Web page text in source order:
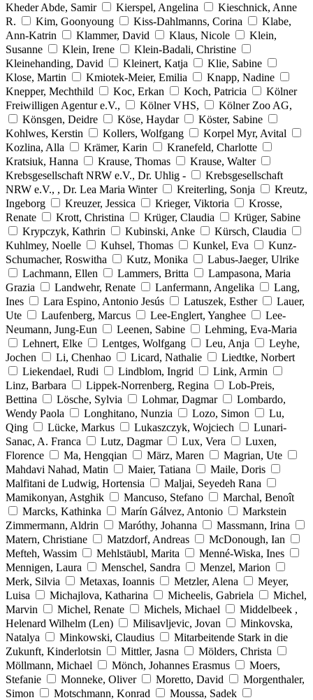
Kheder Abde, Samir Kierspel, Angelina
Kieschnick, Anne
R.
Kim, Goonyoung Kiss-Dahlmanns, Corina
Klabe,
Ann-Katrin
Klammer, David Klaus, Nicole
Klein,
Susanne
Klein, Irene
Klein-Badali, Christine
Kleinehanding, David
Kleinert, Katja
Klie, Sabine
Klose, Martin
Kmiotek-Meier, Emilia
Knapp, Nadine
Knepper, Mechthild
Koc, Erkan Koch, Patricia
Kölner
Freiwilligen Agentur e.V.,
Kölner VHS,
Kölner Zoo AG,
Könsgen, Deidre
Köse, Haydar
Köster, Sabine
Kohlwes, Kerstin
Kollers, Wolfgang
Korpel Myr, Avital
Kozlina, Alla
Krämer, Karin
Kranefeld, Charlotte
Kratsiuk, Hanna
Krause, Thomas
Krause, Walter
Krebsgesellschaft NRW e.V., Dr. Uhlig -
Krebsgesellschaft
NRW e.V., , Dr. Lea Maria Winter
Kreiterling, Sonja
Kreutz,
Ingeborg
Kreuzer, Jessica Krieger, Viktoria
Krosse,
Renate
Krott, Christina Krüger, Claudia
Krüger, Sabine
Krypczyk, Kathrin
Kubinski, Anke
Kürsch, Claudia
Kuhlmey, Noelle
Kuhsel, Thomas Kunkel, Eva
Kunz-
Schumacher, Roswitha
Kutz, Monika
Labus-Jaeger, Ulrike
Lachmann, Ellen
Lammers, Britta
Lampasona, Maria
Grazia
Landwehr, Renate Lanfermann, Angelika
Lang,
Ines
Lara Espino, Antonio Jesús Latuszek, Esther
Lauer,
Ute
Laufenberg, Marcus Lee-Englert, Yanghee
Lee-
Neumann, Jung-Eun
Leenen, Sabine
Lehming, Eva-Maria
Lehnert, Elke
Lentges, Wolfgang Leu, Anja
Leyhe,
Jochen
Li, Chenhao Licard, Nathalie
Liedtke, Norbert
Liekendael, Rudi
Lindblom, Ingrid
Link, Armin
Linz, Barbara
Lippek-Norrenberg, Regina
Lob-Preis,
Bettina
Lösche, Sylvia Lohmar, Dagmar
Lombardo,
Wendy Paola
Longhitano, Nunzia Lozo, Simon
Lu,
Qing
Lücke, Markus Lukaszczyk, Wojciech
Lunari-
Sanac, A. Franca
Lutz, Dagmar Lux, Vera
Luxen,
Florence
Ma, Hengqian März, Maren
Magrian, Ute
Mahdavi Nahad, Matin
Maier, Tatiana
Maile, Doris
Malfitani de Ludwig, Hortensia
Maljai, Seyedeh Rana
Mamikonyan, Astghik
Mancuso, Stefano
Marchal, Benoît
Marcks, Kathinka
Marín Gálvez, Antonio
Markstein
Zimmermann, Aldrin
Maróthy, Johanna
Massmann, Irina
Matern, Christiane
Matzdorf, Andreas
McDonough, Ian
Mefteh, Wassim
Mehlstäubl, Marita
Menné-Wiska, Ines
Mennigen, Laura
Menschel, Sandra
Menzel, Marion
Merk, Silvia
Metaxas, Ioannis Metzler, Alena
Meyer,
Luisa
Michajlova, Katharina Micheelis, Gabriela
Michel,
Marvin
Michel, Renate Michels, Michael
Middelbeek ,
Helenard Wilhelm (Len)
Milisavljevic, Jovan
Minkovska,
Natalya
Minkowski, Claudius
Mitarbeitende Stark in die
Zukunft, Kinderlotsin
Mittler, Jasna
Mölders, Christa
Möllmann, Michael
Mönch, Johannes Erasmus
Moers,
Stefanie
Monneke, Oliver Moretto, David
Morgenthaler,
Simon
Motschmann, Konrad
Moussa, Sadek